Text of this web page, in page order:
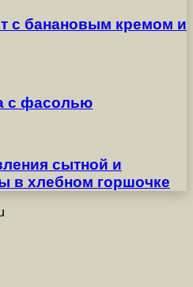
с банановым кремом и
с фасолью
сытной и
в хлебном горшочке